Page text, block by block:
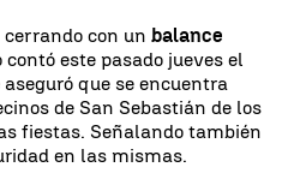
con un balance
este pasado jueves el
que se encuentra
de San Sebastián de los
fiestas. Señalando también
en las mismas.